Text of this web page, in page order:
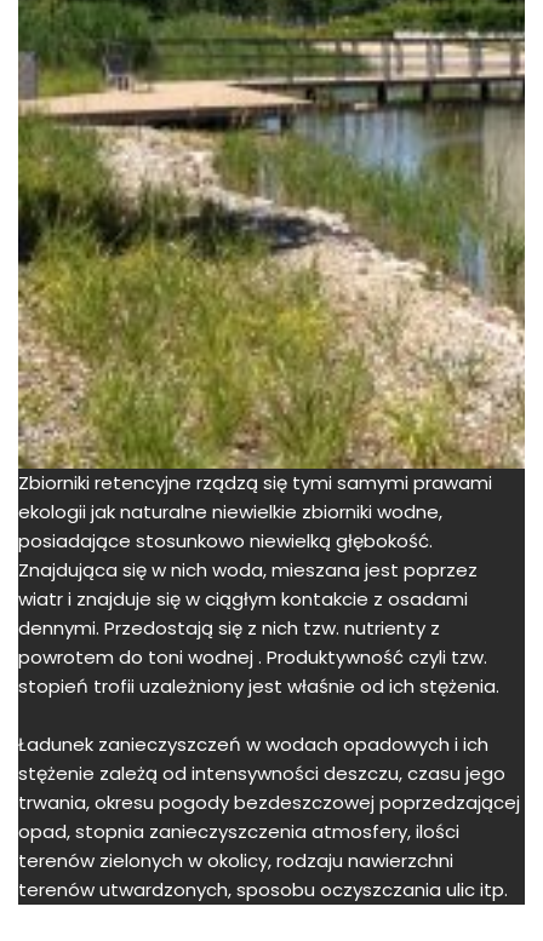
Zbiorniki retencyjne rządzą się tymi samymi prawami
ekologii jak naturalne niewielkie zbiorniki wodne,
posiadające stosunkowo niewielką głębokość.
Znajdująca się w nich woda, mieszana jest poprzez
wiatr i znajduje się w ciągłym kontakcie z osadami
dennymi. Przedostają się z nich tzw. nutrienty z
powrotem do toni wodnej . Produktywność czyli tzw.
stopień trofii uzależniony jest właśnie od ich stężenia.
Ładunek zanieczyszczeń w wodach opadowych i ich
stężenie zależą od intensywności deszczu, czasu jego
trwania, okresu pogody bezdeszczowej poprzedzającej
opad, stopnia zanieczyszczenia atmosfery, ilości
terenów zielonych w okolicy, rodzaju nawierzchni
terenów utwardzonych, sposobu oczyszczania ulic itp.